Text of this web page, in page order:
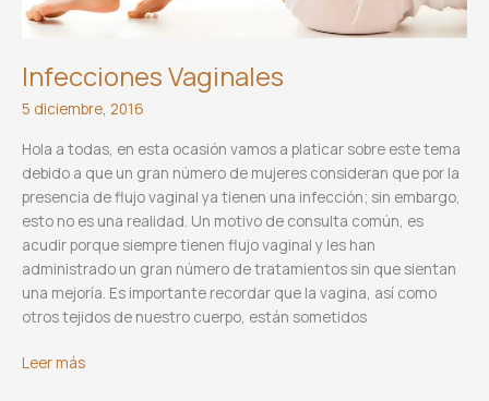
Infecciones Vaginales
5 diciembre, 2016
Hola a todas, en esta ocasión vamos a platicar sobre este tema
debido a que un gran número de mujeres consideran que por la
presencia de flujo vaginal ya tienen una infección; sin embargo,
esto no es una realidad. Un motivo de consulta común, es
acudir porque siempre tienen flujo vaginal y les han
administrado un gran número de tratamientos sin que sientan
una mejoría. Es importante recordar que la vagina, así como
otros tejidos de nuestro cuerpo, están sometidos
Infecciones
Leer más